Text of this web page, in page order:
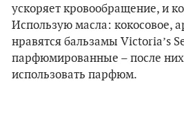
ускоряет кровообращение, и
Использую масла: кокосовое,
нравятся бальзамы Victoria’s
парфюмированные – после них
использовать парфюм.